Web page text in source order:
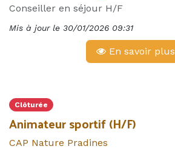
Conseiller en séjour H/F
Mis à jour le 30/01/2026 09:31
En savoir plus
Clôturée
Animateur sportif (H/F)
CAP Nature Pradines